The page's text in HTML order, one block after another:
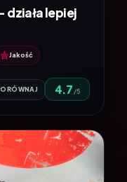
działa lepiej
Jakość
4.7 /5